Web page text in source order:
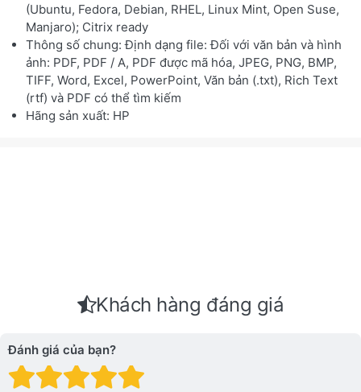
(Ubuntu, Fedora, Debian, RHEL, Linux Mint, Open Suse,
Manjaro); Citrix ready
Thông số chung: Định dạng file: Đối với văn bản và hình
ảnh: PDF, PDF / A, PDF được mã hóa, JPEG, PNG, BMP,
TIFF, Word, Excel, PowerPoint, Văn bản (.txt), Rich Text
(rtf) và PDF có thể tìm kiếm
Hãng sản xuất: HP
Khách hàng đáng giá
Đánh giá của bạn?
Đánh giá: 4 trên 5
Đánh giá: 3 trên 5 sao.
Đánh giá: 2 trên 5 sao.
Đánh giá: 1 trên 5 sao. Xấu